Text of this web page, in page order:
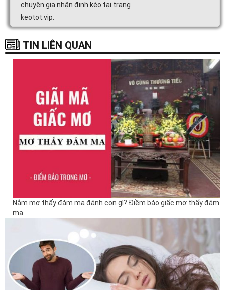
chuyên gia nhận đinh kèo tại trang
keotot.vip.
TIN LIÊN QUAN
Nằm mơ thấy đám ma đánh con gì? Điềm báo giấc mơ thấy đám
ma